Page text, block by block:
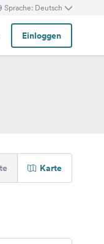
Sprache: Deutsch
Einloggen
Karte